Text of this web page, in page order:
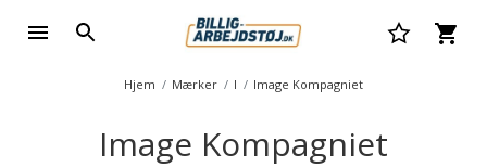
Hjem Mærker I Image Kompagniet
Image Kompagniet